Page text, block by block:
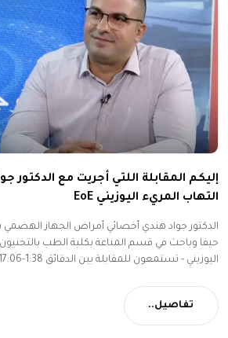
إليكم المقابلة اللتي أجريت مع الدكتور
التهاب المريء اليوزيني EoE
الدكتور جواد هندي أخصائي أمراض الجهاز
حيفا وباحث في قسم المناعة بكلية الطب
اليوزيني - تستمعون للمقابلة بين الدقائق 1:38-17:06.
تفاصيل..